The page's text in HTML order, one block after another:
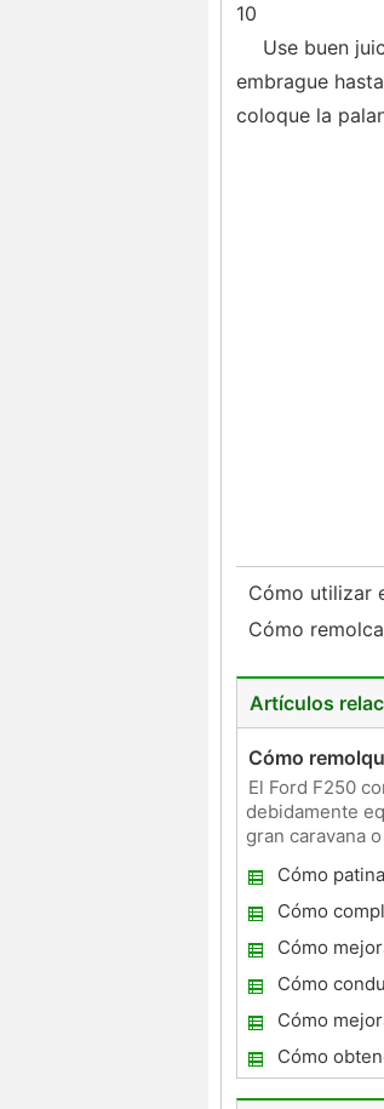
10
Use buen
embrague
coloque la
Cómo utilizar
Cómo
Artículos
Cómo
El Ford F250
debidamente
gran caravana
Cómo
Cómo
la DMV en
Cómo
Cómo
Cómo
Cómo